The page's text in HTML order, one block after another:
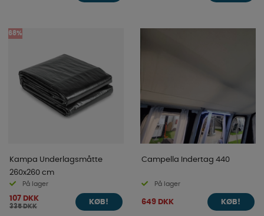
68%
Kampa Underlagsmåtte
260x260 cm
På lager
107 DKK
335 DKK
KØB!
Campella Indertag 440
På lager
649 DKK KØB!